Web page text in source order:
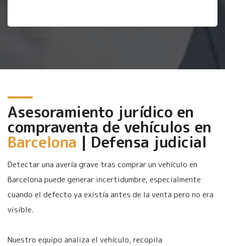
Asesoramiento jurídico en
compraventa de vehículos en
Barcelona | Defensa judicial
Detectar una avería grave tras comprar un vehículo en
Barcelona puede generar incertidumbre, especialmente
cuando el defecto ya existía antes de la venta pero no era
visible.
Nuestro equipo analiza el vehículo, recopila